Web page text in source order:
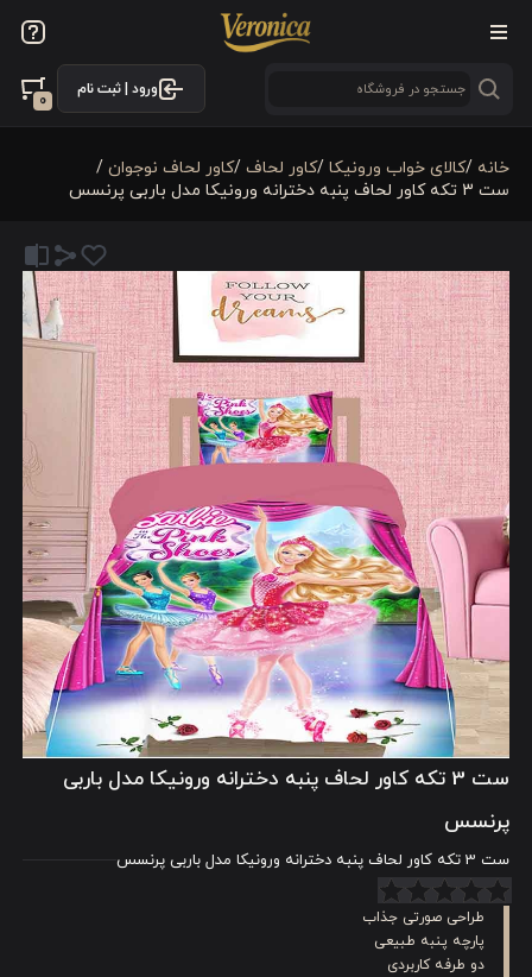
ورود | ثبت نام
0
خانه /کالای خواب ورونیکا /کاور لحاف /کاور لحاف نوجوان /
ست 3 تکه کاور لحاف پنبه دخترانه ورونیکا مدل باربی پرنسس
ست 3 تکه کاور لحاف پنبه دخترانه ورونیکا مدل باربی
پرنسس
ست 3 تکه کاور لحاف پنبه دخترانه ورونیکا مدل باربی پرنسس
طراحی صورتی جذاب
پارچه پنبه طبیعی
دو طرفه کاربردی